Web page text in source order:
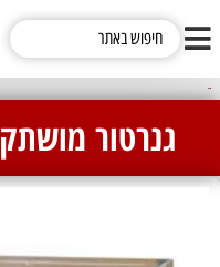
גנרטור מושתק Tec D-30 חד פאזי